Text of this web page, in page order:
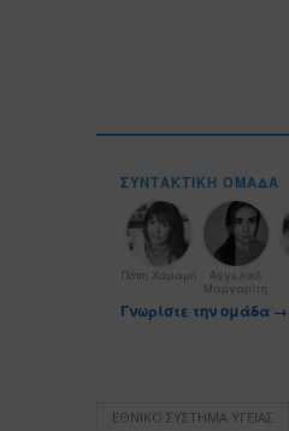
ΣΥΝΤΑΚΤΙΚΉ ΟΜΆΔΑ
Πόπη Χαραμή
Αγγελική
Μαργαρίτη
Γνωρίστε την ομάδα →
ΕΘΝΙΚΌ ΣΎΣΤΗΜΑ ΥΓΕΊΑΣ